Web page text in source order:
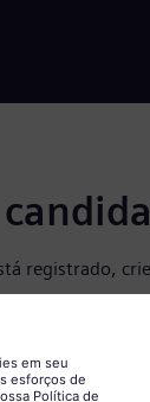
registrado,